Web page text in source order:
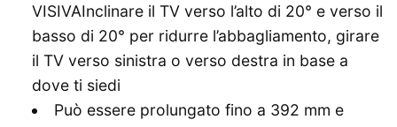
VISIVAInclinare il TV verso l’alto di 20° e verso il
basso di 20° per ridurre l’abbagliamento, girare
il TV verso sinistra o verso destra in base a
dove ti siedi
Può essere prolungato fino a 392 mm e